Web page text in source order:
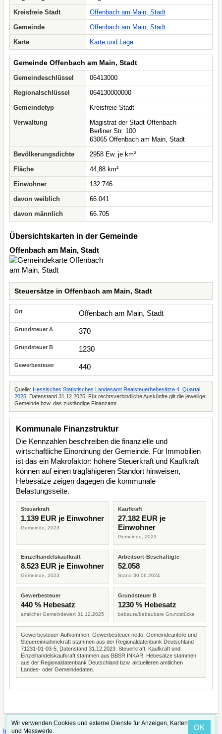
Kreisfreie Stadt
Offenbach am Main, Stadt
Gemeinde
Offenbach am Main, Stadt
Karte
Karte und Lage
Gemeinde Offenbach am Main, Stadt
Gemeindeschlüssel
06413000
Regionalschlüssel
064130000000
Gemeindetyp
Kreisfreie Stadt
Verwaltung
Magistrat der Stadt Offenbach
Berliner Str. 100
63065 Offenbach am Main, Stadt
Bevölkerungsdichte
2958 Ew. je km²
Fläche
44,88 km²
Einwohner
132.746
davon weiblich
66.041
davon männlich
66.705
Übersichtskarten in der Gemeinde
Offenbach am Main, Stadt
Steuersätze in Offenbach am Main, Stadt
Offenbach am Main, Stadt
370
1230
440
Quelle: Hessisches Statistisches Landesamt Realsteuerhebesätze 4. Quartal
2025 , Datenstand 31.12.2025. Für rechtsverbindliche Auskünfte gilt die jeweilige
Gemeinde bzw. das zuständige Finanzamt.
Kommunale Finanzstruktur
Die Kennzahlen beschreiben die finanzielle und
wirtschaftliche Einordnung der Gemeinde. Für Immobilien
ist das ein Makrofaktor: höhere Steuerkraft und Kaufkraft
können auf einen tragfähigeren Standort hinweisen,
Hebesätze zeigen dagegen die kommunale
Belastungsseite.
Steuerkraft
1.139 EUR je Einwohner
Gemeinde, 2023
Kaufkraft
27.182 EUR je
Einwohner
Gemeinde, 2023
Einzelhandelskaufkraft
8.523 EUR je Einwohner
Gemeinde, 2023
Arbeitsort-Beschäftigte
52.058
Stand 30.06.2024
Gewerbesteuer
440 % Hebesatz
amtlicher Gemeindewert 31.12.2025
Grundsteuer B
1230 % Hebesatz
bebaute/bebaubare Grundstücke
Gewerbesteuer-Aufkommen, Gewerbesteuer netto, Gemeindeanteile und
Steuereinnahmekraft stammen aus der Regionaldatenbank Deutschland
71231-01-03-5, Datenstand 31.12.2023. Steuerkraft, Kaufkraft und
Einzelhandelskaufkraft stammen aus BBSR INKAR. Hebesätze stammen
aus der Regionaldatenbank Deutschland bzw. aktuelleren amtlichen
Landes- oder Gemeindedaten.
Impressum·Straßenindex
Wir verwenden Cookies und externe Dienste für Anzeigen, Karten
und Messwerte.
OK